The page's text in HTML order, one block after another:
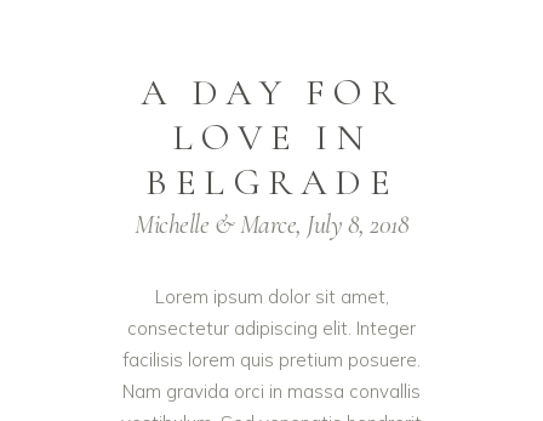
A DAY FOR
LOVE IN
BELGRADE
Michelle & Marce, July 8, 2018
Lorem ipsum dolor sit amet,
consectetur adipiscing elit. Integer
facilisis lorem quis pretium posuere.
Nam gravida orci in massa convallis